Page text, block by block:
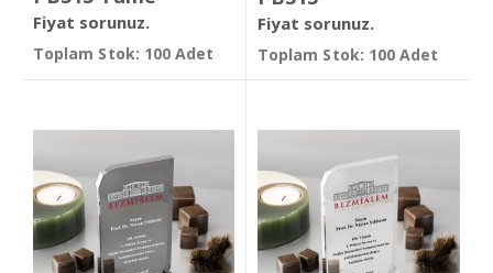
Fiyat sorunuz.
Toplam Stok: 100 Adet
Fiyat sorunuz.
Toplam Stok: 100 Adet